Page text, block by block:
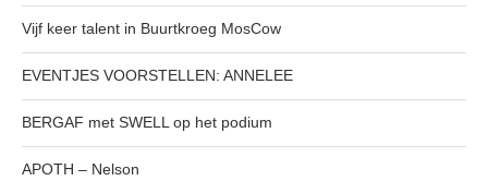
Vijf keer talent in Buurtkroeg MosCow
EVENTJES VOORSTELLEN: ANNELEE
BERGAF met SWELL op het podium
APOTH – Nelson